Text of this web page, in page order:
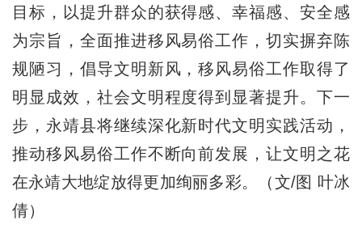
目标，以提升群众的获得感、幸福感、安全感
为宗旨，全面推进移风易俗工作，切实摒弃陈
规陋习，倡导文明新风，移风易俗工作取得了
明显成效，社会文明程度得到显著提升。下一
步，永靖县将继续深化新时代文明实践活动，
推动移风易俗工作不断向前发展，让文明之花
在永靖大地绽放得更加绚丽多彩。（文/图 叶冰
倩）